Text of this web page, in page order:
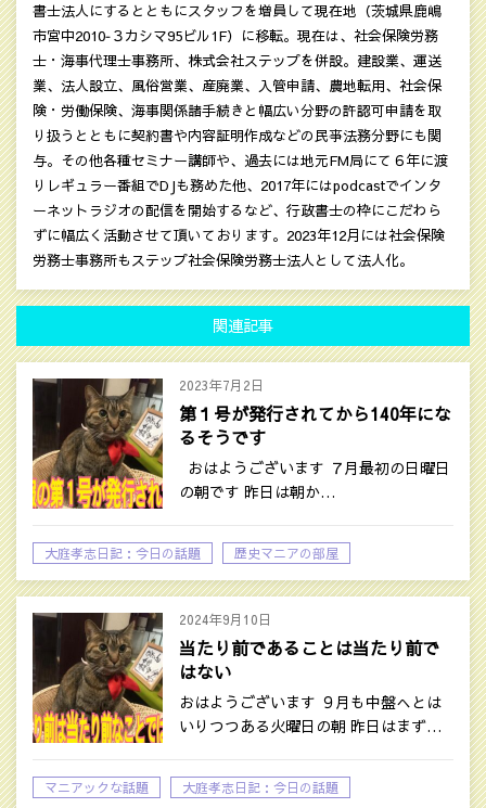
書士法人にするとともにスタッフを増員して現在地（茨城県鹿嶋
市宮中2010‐３カシマ95ビル1F）に移転。現在は、社会保険労務
士・海事代理士事務所、株式会社ステップを併設。建設業、運送
業、法人設立、風俗営業、産廃業、入管申請、農地転用、社会保
険・労働保険、海事関係諸手続きと幅広い分野の許認可申請を取
り扱うとともに契約書や内容証明作成などの民亊法務分野にも関
与。その他各種セミナー講師や、過去には地元FM局にて６年に渡
りレギュラー番組でDJも務めた他、2017年にはpodcastでインタ
ーネットラジオの配信を開始するなど、行政書士の枠にこだわら
ずに幅広く活動させて頂いております。2023年12月には社会保険
労務士事務所もステップ社会保険労務士法人として法人化。
関連記事
2023年7月2日
第１号が発行されてから140年にな
るそうです
おはようございます ７月最初の日曜日
の朝です 昨日は朝か…
大庭孝志日記：今日の話題 歴史マニアの部屋
2024年9月10日
当たり前であることは当たり前で
はない
おはようございます ９月も中盤へとは
いりつつある火曜日の朝 昨日はまず…
マニアックな話題 大庭孝志日記：今日の話題